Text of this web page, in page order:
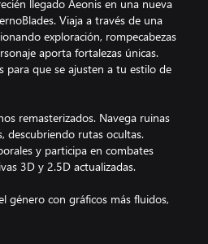
llegado Aeonis en una nueva
Viaja a través de una
exploración, rompecabezas
aporta fortalezas únicas.
para que se ajusten a tu estilo de
remasterizados. Navega ruinas
descubriendo rutas ocultas.
y participa en combates
3D y 2.5D actualizadas.
género con gráficos más fluidos,
llevando velocidad y habilidades